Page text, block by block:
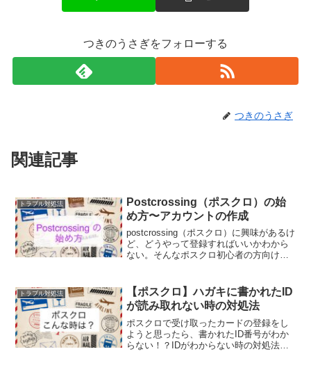
つきのうさぎをフォローする
つきのうさぎ
関連記事
トラブル対処法
Postcrossing（ポスクロ）の始
め方〜アカウントの作成
postcrossing（ポスクロ）に興味があるけ
ど、どうやって登録すればいいかわから
ない。そんなポスクロ初心者の方向け
興味のある方はご覧ください。
トラブル対処法
【ポスクロ】ハガキに書かれたID
が読み取れない時の対処法
ポスクロで受け取ったカードの登録をし
ようと思ったら、書かれたID番号がわか
らない！？IDがわからない時の対処法、